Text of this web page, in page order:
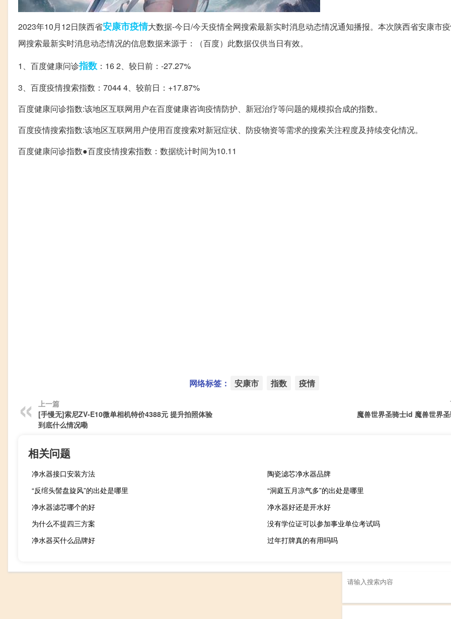
2023年10月12日陕西省安康市疫情大数据-今日/今天疫情全网搜索最新实时消息动态情况通知播报。本次陕西省安康市
网搜索最新实时消息动态情况的信息数据来源于：（百度）此数据仅供当日有效。
1、百度健康问诊指数 ：16 2、较日前：-27.27%
3、百度疫情搜索指数：7044 4、较前日：+17.87%
百度健康问诊指数:该地区互联网用户在百度健康咨询疫情防护、新冠治疗等问题的规模拟合成的指数。
百度疫情搜索指数:该地区互联网用户使用百度搜索对新冠症状、防疫物资等需求的搜索关注程度及持续变化情况。
百度健康问诊指数●百度疫情搜索指数：数据统计时间为10.11
网络标签： 安康市 指数 疫情
上一篇
[手慢无]索尼ZV-E10微单相机特价4388元 提升拍照体验
到底什么情况嘞
魔兽世界圣骑士id 魔兽世界
相关问题
净水器接口安装方法
陶瓷滤芯净水器品牌
“反绾头髻盘旋风”的出处是哪里
“洞庭五月凉气多”的出处是哪里
净水器滤芯哪个的好
净水器好还是开水好
为什么不提四三方案
没有学位证可以参加事业单位考试吗
净水器买什么品牌好
过年打牌真的有用吗吗